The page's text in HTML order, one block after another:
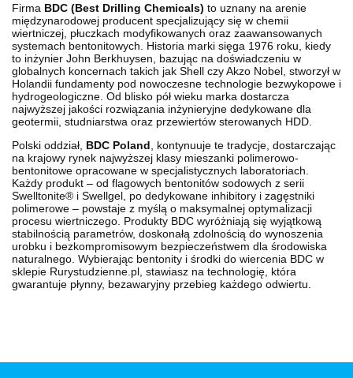
Firma BDC (Best Drilling Chemicals) to uznany na arenie
międzynarodowej producent specjalizujący się w chemii
wiertniczej, płuczkach modyfikowanych oraz zaawansowanych
systemach bentonitowych. Historia marki sięga 1976 roku, kiedy
to inżynier John Berkhuysen, bazując na doświadczeniu w
globalnych koncernach takich jak Shell czy Akzo Nobel, stworzył w
Holandii fundamenty pod nowoczesne technologie bezwykopowe i
hydrogeologiczne. Od blisko pół wieku marka dostarcza
najwyższej jakości rozwiązania inżynieryjne dedykowane dla
geotermii, studniarstwa oraz przewiertów sterowanych HDD.
Polski oddział, BDC Poland , kontynuuje te tradycje, dostarczając
na krajowy rynek najwyższej klasy mieszanki polimerowo-
bentonitowe opracowane w specjalistycznych laboratoriach.
Każdy produkt – od flagowych bentonitów sodowych z serii
Swelltonite® i Swellgel, po dedykowane inhibitory i zagęstniki
polimerowe – powstaje z myślą o maksymalnej optymalizacji
procesu wiertniczego. Produkty BDC wyróżniają się wyjątkową
stabilnością parametrów, doskonałą zdolnością do wynoszenia
urobku i bezkompromisowym bezpieczeństwem dla środowiska
naturalnego. Wybierając bentonity i środki do wiercenia BDC w
sklepie Rurystudzienne.pl , stawiasz na technologię, która
gwarantuje płynny, bezawaryjny przebieg każdego odwiertu.